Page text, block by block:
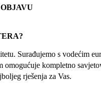
Surađujemo s vodećim
omogućuje kompletno
rješenja za Vas.